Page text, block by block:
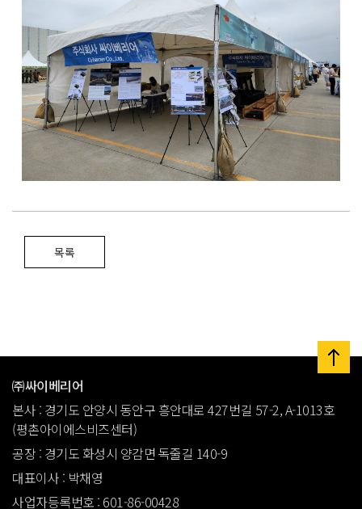
목록
㈜싸이베리어
본사 : 경기도 안양시 동안구 흥안대로 427번길 57-2, A-1013호
(평촌아이에스비즈센터)
공장 : 경기도 화성시 양감면 독줄길 140-9
대표이사 : 박채영
사업자등록번호 : 601-86-00428